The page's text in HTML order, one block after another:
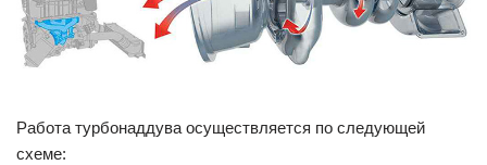
Работа турбонаддува осуществляется по следующей
схеме: